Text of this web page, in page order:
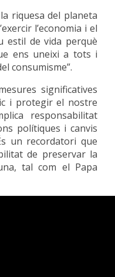
riquesa del planeta
l’economia i el
estil de vida perquè
ens uneixi a tots i
consumisme”.
significatives
i protegir el nostre
responsabilitat
polítiques i canvis
un recordatori que
de preservar la
tal com el Papa